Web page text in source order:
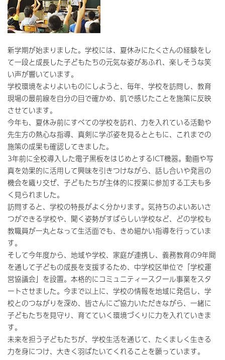
新学期が始まりました。学校には、夏休みにたくさんの経験をし
て一段と成長した子どもたちの元気な姿があふれ、楽しそうな笑
い声が響いています。
学校環境をよりよいものにしようと、毎年、学校を訪問し、教育
現場の最前線を自分の目で確かめ、肌で感じたことを施策に反映
させています。
今年も、夏休み前にすべての学校を訪れ、力を入れている活動や
先生方の熱心な指導、真剣に学ぶ姿を見るとともに、これまでの
施策の成果も確認してきました。
3年前に全校導入した電子黒板をはじめとするICT機器。動画や写
真を効果的に活用して興味を引きつけながら、話し合いや発言の
機会を織り交ぜ、子どもたちが主体的に授業に参加する工夫も多
く見られました。
訪問すると、学校の特長がよく分かります。気持ちのよいあいさ
つができる学校や、聞く姿勢がすばらしい学校など、どの学校も
教職員が一丸となって生活面でも、きめ細かい指導を行っていま
す。
そして今年度から、地域や学校、家庭が連携し、義務教育の9年間
を通して子どもの成長を支援するため、中学校区単位で「学校運
営協議会」を設置。本格的にコミュニティースクール事業をスタ
ートさせました。今まで以上に、学校の情報を地域に発信し、学
校とのつながりを深め、皆さんにご協力いただきながら、一緒に
子どもたちを見守り、育てていく環境づくりに力を入れていきま
す。
未来を担う子どもたちが、学校生活を通じて、たくましく生きる
力を身につけ、大きく羽ばたいてくれることを願っています。